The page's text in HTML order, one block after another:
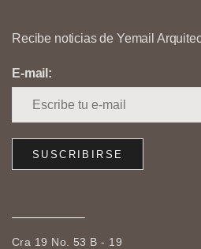
Recibe noticias de Yemail
E-mail:
Cra 19 No. 53 B - 19